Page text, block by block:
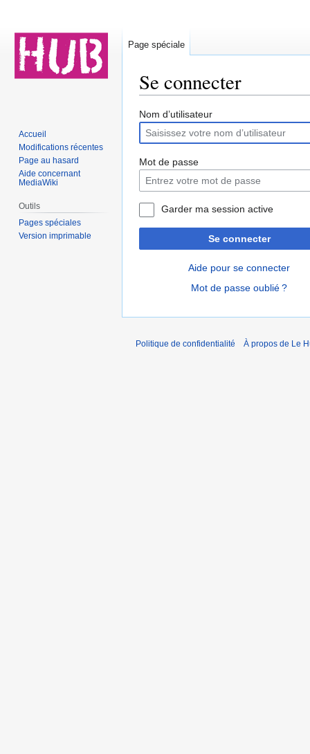
Se connecter
Aller
la
navigation
Aller
la
recherche
Nom d’utilisateur
Mot de passe
Garder ma session active
Se connecter
Aide pour se connecter
Mot de passe oublié ?
Page spéciale
Accueil
Modifications récentes
Page au hasard
Aide concernant
MediaWiki
Outils
Pages spéciales
Version imprimable
Politique de confidentialité À propos de Le